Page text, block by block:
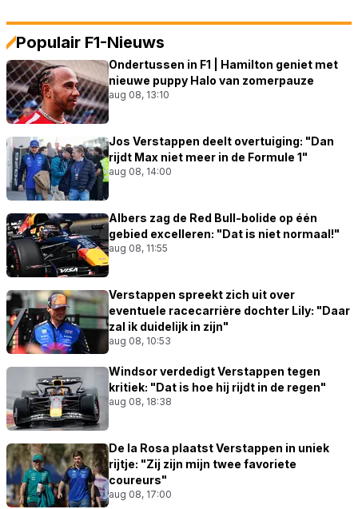
Populair F1-Nieuws
Ondertussen in F1 | Hamilton geniet met
nieuwe puppy Halo van zomerpauze
aug 08, 13:10
Jos Verstappen deelt overtuiging: "Dan
rijdt Max niet meer in de Formule 1"
aug 08, 14:00
Albers zag de Red Bull-bolide op één
gebied excelleren: "Dat is niet normaal!"
aug 08, 11:55
Verstappen spreekt zich uit over
eventuele racecarrière dochter Lily: "Daar
zal ik duidelijk in zijn"
aug 08, 10:53
Windsor verdedigt Verstappen tegen
kritiek: "Dat is hoe hij rijdt in de regen"
aug 08, 18:38
De la Rosa plaatst Verstappen in uniek
rijtje: "Zij zijn mijn twee favoriete
coureurs"
aug 08, 17:00